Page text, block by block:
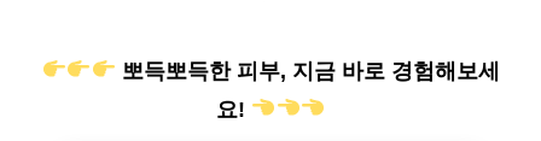
뽀득뽀득한 피부, 지금 바로 경험해보세
요!